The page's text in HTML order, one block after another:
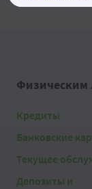
Физическим
Кредиты
Банковские
Текущее
Депозиты и